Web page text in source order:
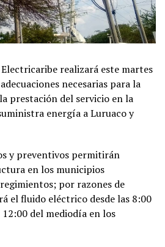
Electricaribe realizará este martes
necesarias para la
prestación del servicio en la
energía a Luruaco y
y preventivos permitirán
en los municipios
por razones de
el fluido eléctrico desde las 8:00
del mediodía en los